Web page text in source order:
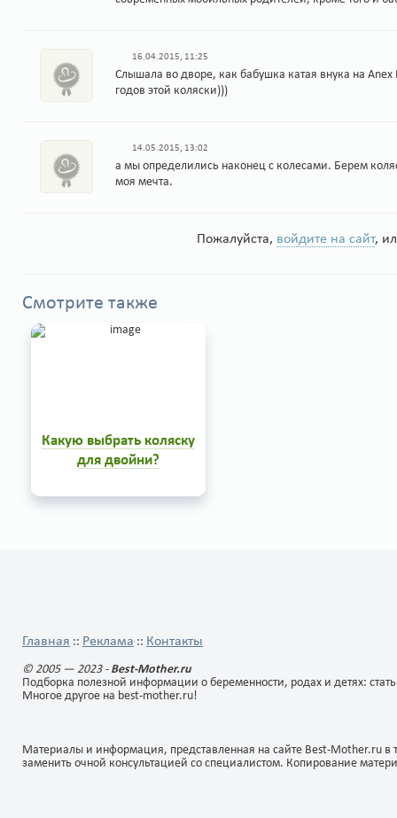
16.04.2015, 11:25
Слышала во дворе, как бабушка катая внука на Anex
годов этой коляски)))
14.05.2015, 13:02
а мы определились наконец с колесами. Берем
моя мечта.
Пожалуйста, войдите на сайт,
Смотрите также
Какую выбрать коляску
для двойни?
совмещенная коляска для
двойни.
Главная :: Реклама :: Контакты
© 2005 — 2023 - Best-Mother.ru
Подборка полезной информации о беременности, родах и детях:
Многое другое на best-mother.ru!
Материалы и информация, представленная на сайте Best-Mother.ru
заменить очной консультацией со специалистом. Копирование